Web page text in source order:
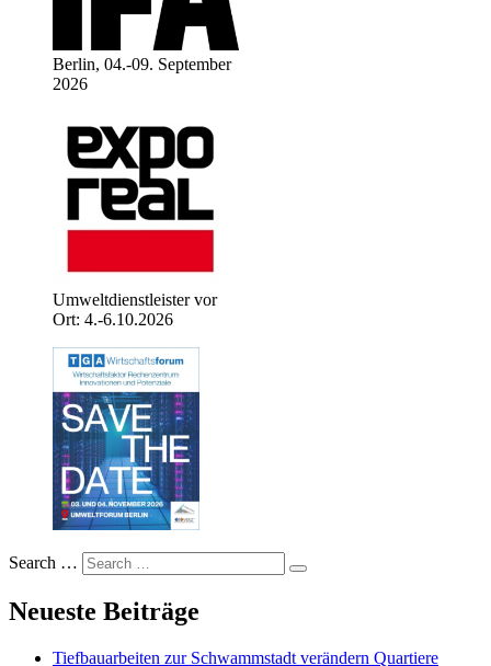
Berlin, 04.-09. September
2026
Umweltdienstleister vor
Ort: 4.-6.10.2026
Search …
Neueste Beiträge
Tiefbauarbeiten zur Schwammstadt verändern Quartiere